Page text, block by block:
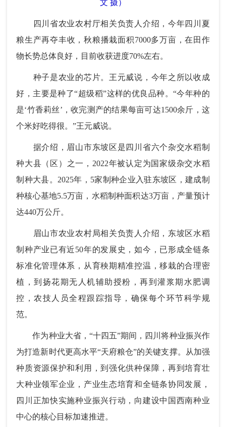
文 摄）
四川省农业农村厅相关负责人介绍，今年四川夏
粮生产再夺丰收，秋粮播栽面积7000多万亩，在田作
物长势总体良好，目前收获进度70%左右。
种子是农业的芯片。王元威说，今年之所以收成
好，主要是种了“超级稻”这样的优良品种。“今年种的
是‘竹香莉丝’，收完测产的结果每亩可达1500余斤，这
个米好吃得很。”王元威说。
据介绍，眉山市东坡区是四川省六个杂交水稻制
种大县（区）之一，2022年被认定为国家级杂交水稻
制种大县。2025年，5家制种企业入驻东坡区，建成制
种核心基地5.5万亩，水稻制种面积达3万亩，产量预计
达440万公斤。
眉山市农业农村局相关负责人介绍，东坡区水稻
制种产业已有近50年的发展史，如今，已形成全链条
标准化管理体系，从育秧期精准控温，移栽的合理密
植，到扬花期无人机辅助授粉，再到灌浆期水肥调
控，农技人员全程跟踪指导，确保每个环节科学规
范。
作为种业大省，“十四五”期间，四川将种业振兴作
为打造新时代更高水平“天府粮仓”的关键支撑。从加强
种质资源保护和利用，到强化供种保障，再到培育壮
大种业领军企业，产业生态培育和全链条协同发展，
四川正加快实施种业振兴行动，向建设中国西南种业
中心的核心目标加速推进。